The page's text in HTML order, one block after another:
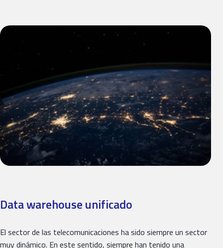
Data warehouse unificado
El sector de las telecomunicaciones ha sido siempre un sector
muy dinámico. En este sentido, siempre han tenido una